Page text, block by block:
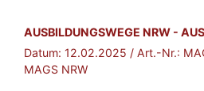
BROSCHÜRE:
AUSBILDUNGSWEGE NRW -
Datum: 12.02.2025 / Art.-Nr.:
MAGS NRW